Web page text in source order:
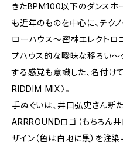
きたBPM100以下のダンスホ
も近年のものを中心に、テク
ローハウス〜密林エレクトロ
プハウス的な曖昧な移ろい〜
する感覚も意識した、名付け
RIDDIM MIX〉。
手ぬぐいは、井口弘史さん新
ARRROUNDロゴ（もちろん
ザイン（色は白地に黒）を注